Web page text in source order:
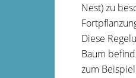
Nest)zu
Diese
Baum
zum